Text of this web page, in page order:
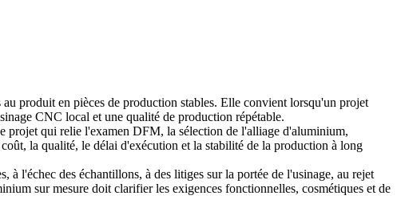
produit en pièces de production stables. Elle convient lorsqu'un projet
CNC local et une qualité de production répétable.
projet qui relie l'examen DFM, la sélection de l'alliage d'aluminium,
la qualité, le délai d'exécution et la stabilité de la production à long
à l'échec des échantillons, à des litiges sur la portée de l'usinage, au rejet
sur mesure doit clarifier les exigences fonctionnelles, cosmétiques et de